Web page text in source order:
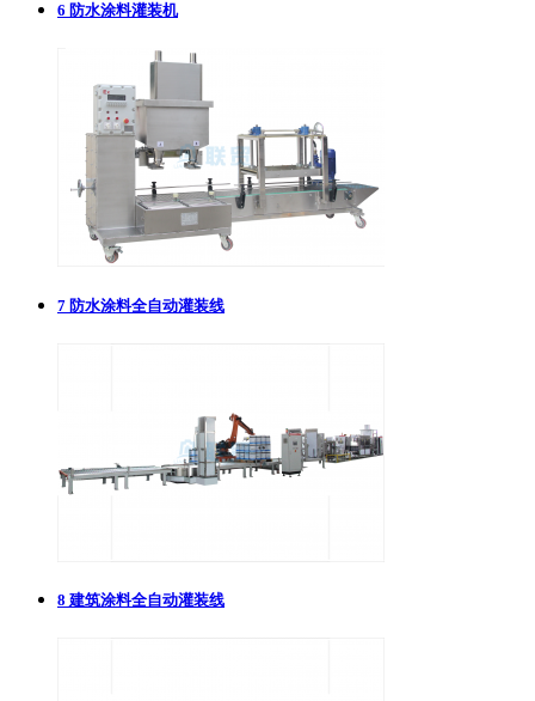
6 防水涂料灌装机
7 防水涂料全自动灌装线
8 建筑涂料全自动灌装线